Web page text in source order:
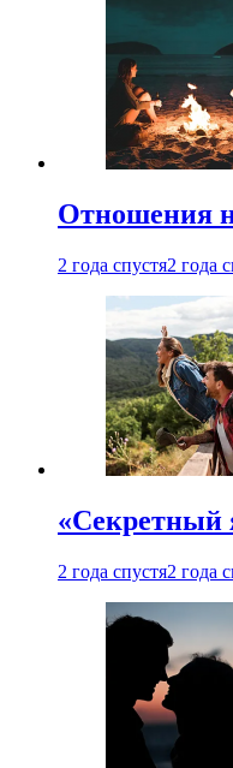
Отношения
2 года спустя2 года
«Секретный
2 года спустя2 года